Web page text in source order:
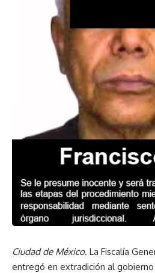
Ciudad de México. La Fiscalía
entregó en extradición al gobierno